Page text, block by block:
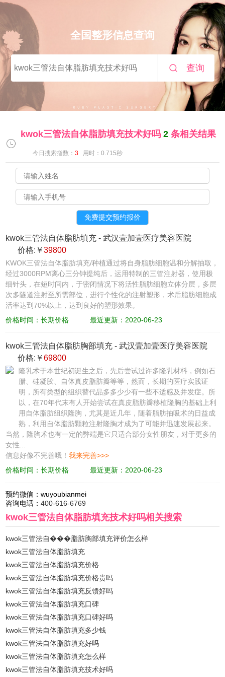
全国整形信息查询
查询
kwok三管法自体脂肪填充技术好吗2 条相关结果
今日搜索指数：3 用时：0.715秒
kwok三管法自体脂肪填充 -武汉壹加壹医疗美容医院
价格:￥39800
KWOK三管法自体脂肪填充/种植通过将自身脂肪细胞温和分解抽取，
经过3000RPM离心三分钟提纯后，运用特制的三管注射器，使用极
细针头，在短时间内，于密闭情况下将活性脂肪细胞立体分层，多层
次多隧道注射至所需部位，进行个性化的注射塑形，术后脂肪细胞成
活率达到70%以上，达到良好的塑形效果。
价格时间：长期价格
最近更新：2020-06-23
kwok三管法自体脂肪胸部填充 -武汉壹加壹医疗美容医院
价格:￥69800
隆乳术于本世纪初诞生之后，先后尝试过许多隆乳材料，例如石
腊、硅凝胶、自体真皮脂肪瓣等等，然而，长期的医疗实践证
明，所有类型的组织替代品多多少少有一些不适感及并发症。所
以，在70年代末有人开始尝试在真皮脂肪瓣移植隆胸的基础上利
用自体脂肪组织隆胸，尤其是近几年，随着脂肪抽吸术的日益成
熟，利用自体脂肪颗粒注射隆胸才成为了可能并迅速发展起来。
当然，隆胸术也有一定的弊端是它只适合部分女性朋友，对于更多的
女性...
信息好像不完善哦！我来完善>>>
价格时间：长期价格
最近更新：2020-06-23
预约微信：wuyoubianmei
咨询电话：400-616-6769
kwok三管法自体脂肪填充技术好吗相关搜索
kwok三管法自���脂肪胸部填充评价怎么样
kwok三管法自体脂肪填充
kwok三管法自体脂肪填充价格
kwok三管法自体脂肪填充价格贵吗
kwok三管法自体脂肪填充反馈好吗
kwok三管法自体脂肪填充口碑
kwok三管法自体脂肪填充口碑好吗
kwok三管法自体脂肪填充多少钱
kwok三管法自体脂肪填充好吗
kwok三管法自体脂肪填充怎么样
kwok三管法自体脂肪填充技术好吗